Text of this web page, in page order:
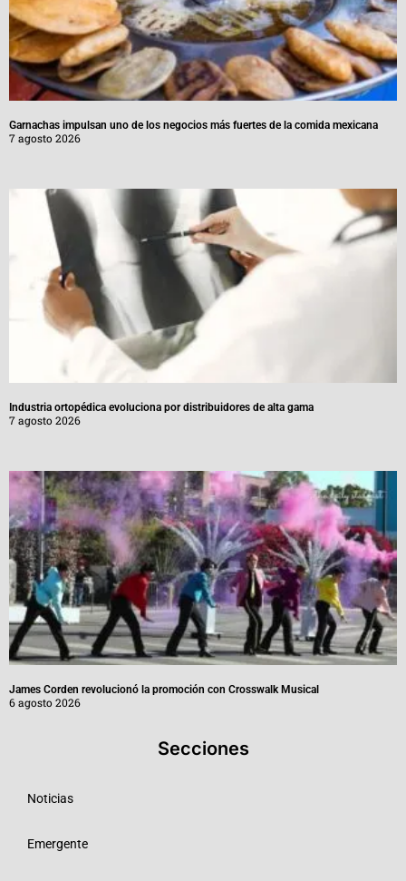
Garnachas impulsan uno de los negocios más fuertes de la comida mexicana
7 agosto 2026
Industria ortopédica evoluciona por distribuidores de alta gama
7 agosto 2026
James Corden revolucionó la promoción con Crosswalk Musical
6 agosto 2026
Secciones
Noticias
Emergente